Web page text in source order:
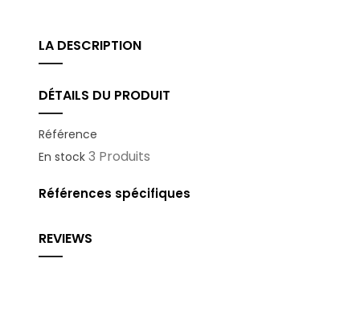
LA DESCRIPTION
DÉTAILS DU PRODUIT
Référence
En stock 3 Produits
Références spécifiques
REVIEWS